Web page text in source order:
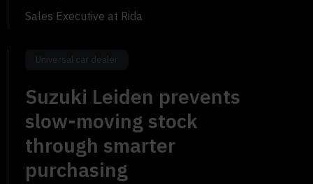
Sales Executive at Rida
Universal car dealer
Suzuki Leiden prevents
slow-moving stock
through smarter
purchasing